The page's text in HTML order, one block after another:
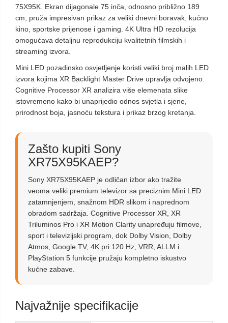
75X95K. Ekran dijagonale 75 inča, odnosno približno 189
cm, pruža impresivan prikaz za veliki dnevni boravak, kućno
kino, sportske prijenose i gaming. 4K Ultra HD rezolucija
omogućava detaljnu reprodukciju kvalitetnih filmskih i
streaming izvora.
Mini LED pozadinsko osvjetljenje koristi veliki broj malih LED
izvora kojima XR Backlight Master Drive upravlja odvojeno.
Cognitive Processor XR analizira više elemenata slike
istovremeno kako bi unaprijedio odnos svjetla i sjene,
prirodnost boja, jasnoću tekstura i prikaz brzog kretanja.
Zašto kupiti Sony
XR75X95KAEP?
Sony XR75X95KAEP je odličan izbor ako tražite
veoma veliki premium televizor sa preciznim Mini LED
zatamnjenjem, snažnom HDR slikom i naprednom
obradom sadržaja. Cognitive Processor XR, XR
Triluminos Pro i XR Motion Clarity unapređuju filmove,
sport i televizijski program, dok Dolby Vision, Dolby
Atmos, Google TV, 4K pri 120 Hz, VRR, ALLM i
PlayStation 5 funkcije pružaju kompletno iskustvo
kućne zabave.
Najvažnije specifikacije